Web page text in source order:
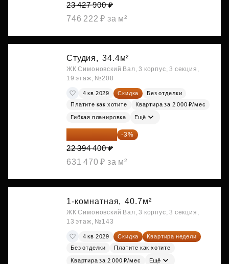
23 427 900 ₽
746 222 ₽ за м²
Студия, 34.4м²
ЖК Симоновский Вал, 3 корпус, 3 секция,
19 этаж, №208
4 кв 2029 Скидка
Без отделки
Платите как хотите
Квартира за 2 000 ₽/мес
Гибкая планировка Ещё
21 722 568 ₽ -3%
22 394 400 ₽
631 470 ₽ за м²
1-комнатная, 40.7м²
ЖК Симоновский Вал, 3 корпус, 3 секция,
13 этаж, №143
4 кв 2029 Скидка
Квартира недели
Без отделки
Платите как хотите
Квартира за 2 000 ₽/мес Ещё